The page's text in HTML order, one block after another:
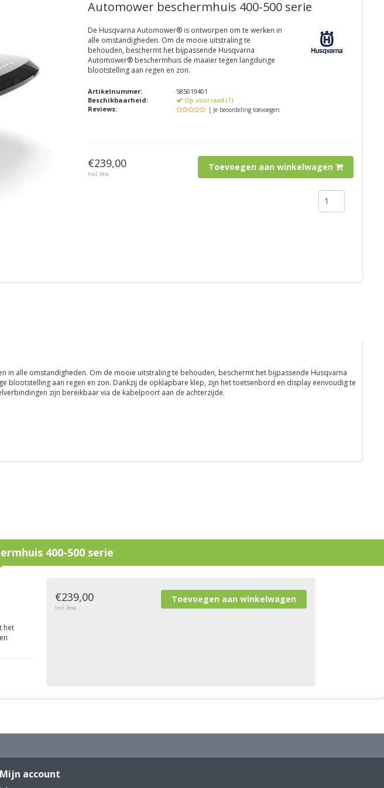
Automower beschermhuis 400-500 serie
De Husqvarna Automower® is ontworpen om te werken in
alle omstandigheden. Om de mooie uitstraling te
behouden, beschermt het bijpassende Husqvarna
Automower® beschermhuis de maaier tegen langdurige
blootstelling aan regen en zon.
Artikelnummer:
585019401
Beschikbaarheid:
Op voorraad (1)
Reviews:
| Je beoordeling toevoegen
€239,00
Incl. btw
Toevoegen aan winkelwagen
in alle omstandigheden. Om de mooie uitstraling te behouden, beschermt het bijpassende Husqvarna
blootstelling aan regen en zon. Dankzij de opklapbare klep, zijn het toetsenbord en display eenvoudig te
zijn bereikbaar via de kabelpoort aan de achterzijde.
400-500 serie
het
€239,00
Incl. btw
Mijn account